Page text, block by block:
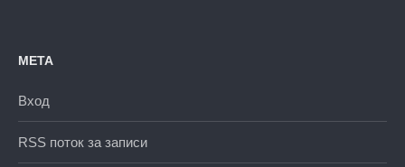
МЕТА
Вход
RSS поток за записи